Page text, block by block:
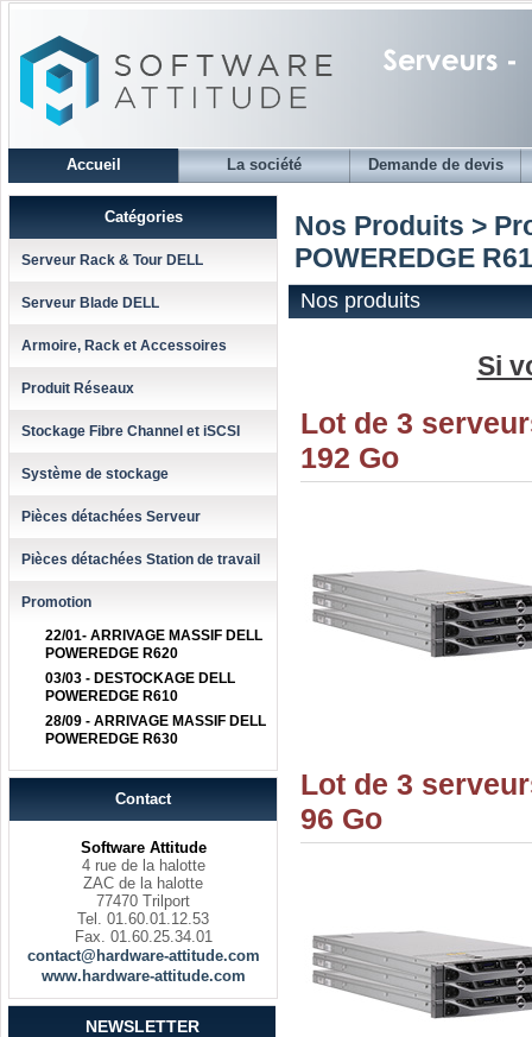
Accueil La société Demande de devis
Catégories
Serveur Rack & Tour DELL
Serveur Blade DELL
Armoire, Rack et Accessoires
Produit Réseaux
Stockage Fibre Channel et iSCSI
Système de stockage
Pièces détachées Serveur
Pièces détachées Station de travail
Promotion
22/01- ARRIVAGE MASSIF DELL
POWEREDGE R620
03/03 - DESTOCKAGE DELL
POWEREDGE R610
28/09 - ARRIVAGE MASSIF DELL
POWEREDGE R630
Contact
Software Attitude
4 rue de la halotte
ZAC de la halotte
77470 Trilport
Tel. 01.60.01.12.53
Fax. 01.60.25.34.01
contact@hardware-attitude.com
www.hardware-attitude.com
NEWSLETTER
Nos Produits >
POWEREDGE
Nos produits
Si
Lot de 3
192 Go
Lot de 3
96 Go